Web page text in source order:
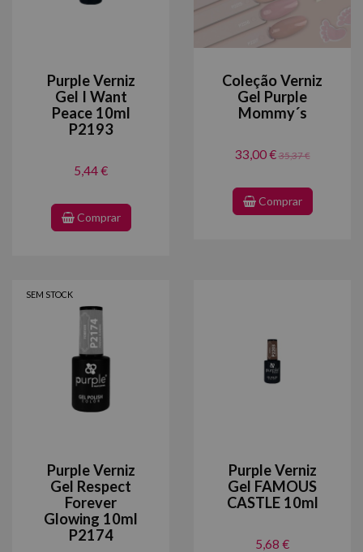
Purple Verniz
Gel I Want
Peace 10ml
P2193
5,44 €
Comprar
Coleção Verniz
Gel Purple
Mommy´s
33,00 €35,37 €
Comprar
SEM STOCK
Purple Verniz
Gel Respect
Forever
Glowing 10ml
P2174
Purple Verniz
Gel FAMOUS
CASTLE 10ml
5,68 €